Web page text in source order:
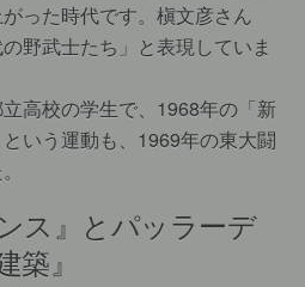
った時代です。槇文彦さん
野武士たち」と表現していま
高校の学生で、1968年の「新
いう運動も、1969年の東大闘
ス』とパッラーデ
築』